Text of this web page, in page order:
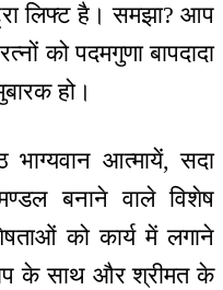
लिफ्ट है। समझा? आप
को पदमगुणा बापदादा
हो।
आत्मायें, सदा
बनाने वाले विशेष
को कार्य में लगाने
के साथ और श्रीमत के